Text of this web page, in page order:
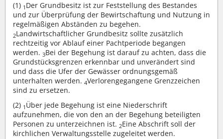
(1) 1 Der Grundbesitz ist zur Feststellung des Bestandes
und zur Überprüfung der Bewirtschaftung und Nutzung in
regelmäßigen Abständen zu begehen.
2Landwirtschaftlicher Grundbesitz sollte zusätzlich
rechtzeitig vor Ablauf einer Pachtperiode begangen
werden. 3Bei der Begehung ist darauf zu achten, dass die
Grundstücksgrenzen erkennbar und unverändert sind
und dass die Ufer der Gewässer ordnungsgemäß
unterhalten werden. 4Verlorengegangene Grenzzeichen
sind zu ersetzen.
(2) 1 Über jede Begehung ist eine Niederschrift
aufzunehmen, die von den an der Begehung beteiligten
Personen zu unterzeichnen ist. 2Eine Abschrift soll der
kirchlichen Verwaltungsstelle zugeleitet werden.